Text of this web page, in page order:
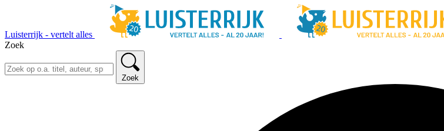
Luisterrijk - vertelt alles
Zoek
Zoek